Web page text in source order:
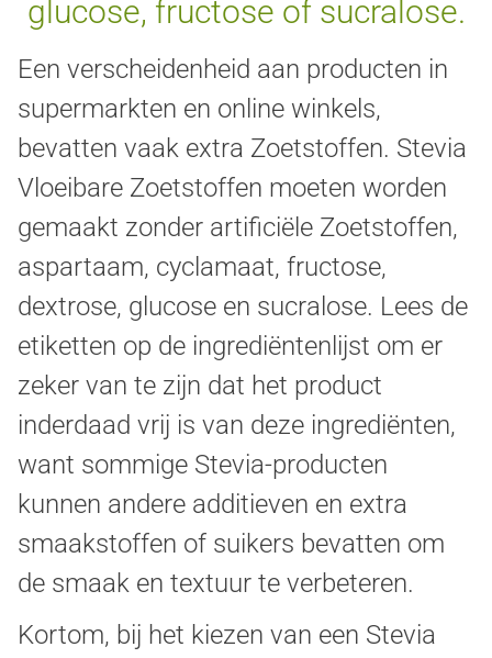
glucose, fructose of sucralose.
Een verscheidenheid aan producten in
supermarkten en online winkels,
bevatten vaak extra Zoetstoffen. Stevia
Vloeibare Zoetstoffen moeten worden
gemaakt zonder artificiële Zoetstoffen,
aspartaam, cyclamaat, fructose,
dextrose, glucose en sucralose. Lees de
etiketten op de ingrediëntenlijst om er
zeker van te zijn dat het product
inderdaad vrij is van deze ingrediënten,
want sommige Stevia-producten
kunnen andere additieven en extra
smaakstoffen of suikers bevatten om
de smaak en textuur te verbeteren.
Kortom, bij het kiezen van een Stevia